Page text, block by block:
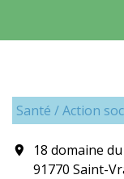
Santé / Action
location_on
18 domaine
91770 Saint-